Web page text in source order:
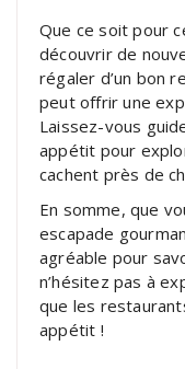
Que ce soit pour
découvrir de
régaler d’un bon
peut offrir une
Laissez-vous
appétit pour
cachent près de
En somme, que
escapade
agréable pour
n’hésitez pas à
que les
appétit !